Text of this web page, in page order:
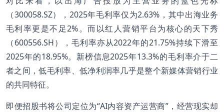
（300058.SZ），2025年毛利率仅为2.63%，其中出海业务
毛利率更是不足2%。而以红人营销平台为核心的天下秀
（600556.SH），毛利率亦从2022年的21.75%持续下滑至
2025年的18.95%。新榜信息2025年13.3%的毛利率介于二
者之间，低毛利率、低净利润率几乎是整个新媒体营销行业
的共同特征。
即便招股书将公司定位为“AI内容资产运营商”，经营现实却